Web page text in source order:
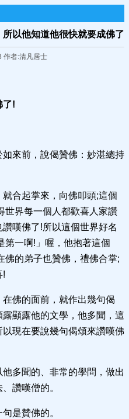
以他知道他很快就要成佛了
作者:清凡居士
了!
如來前，說偈贊佛：妙湛總持
就合起掌來，向佛叩頭;這個
世界每一個人都歡喜人家讚
嘆佛了!所以這個世界好名
第一啊!」喔，他抱著這個
佛的弟子也贊佛，禮佛合掌;
!
在佛的面前，就作出幾句偈
顯露他的文學，他多聞，這
現在要說幾句偈頌來讚嘆佛
多聞的、非常的學問，做出
讚嘆僧的。
是贊佛的。